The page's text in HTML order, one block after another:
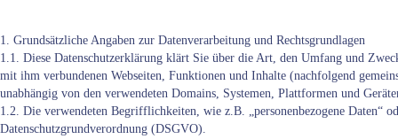
1. Grundsätzliche Angaben zur Datenverarbeitung und Rechtsgrundlagen
1.1. Diese Datenschutzerklärung klärt Sie über die Art, den Umfang und
mit ihm verbundenen Webseiten, Funktionen und Inhalte (nachfolgend
unabhängig von den verwendeten Domains, Systemen, Plattformen und
1.2. Die verwendeten Begrifflichkeiten, wie z.B. „personenbezogene
Datenschutzgrundverordnung (DSGVO).